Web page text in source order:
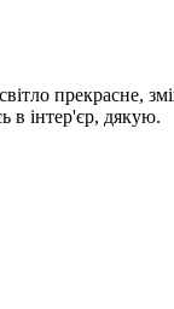
прекрасне,
в інтер'єр, дякую.